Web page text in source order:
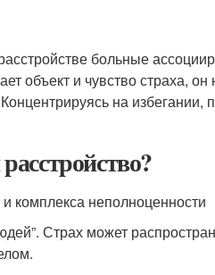
больные
объект и чувство страха, он
на избегании,
комплекса неполноценности
Страх может